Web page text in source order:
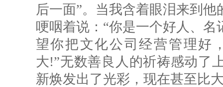
后一面”。当我含着眼泪来到
哽咽着说：“你是一个好人、
望你把文化公司经营管理好
大!”无数善良人的祈祷感动了
新焕发出了光彩，现在甚至比